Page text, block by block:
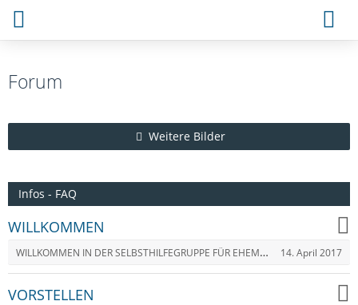
Forum
Weitere Bilder
Infos - FAQ
WILLKOMMEN
WILLKOMMEN IN DER SELBSTHILFEGRUPPE FÜR EHEMALIGE HEIMKINDER, PFLEGEKINDER AUS ÖSTERREICH 14. April 2017
VORSTELLEN